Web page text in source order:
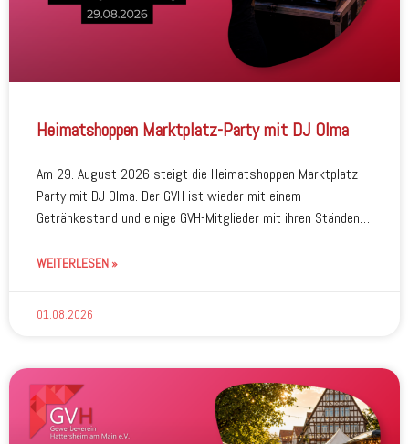
Heimatshoppen Marktplatz-Party mit DJ Olma
Am 29. August 2026 steigt die Heimatshoppen Marktplatz-
Party mit DJ Olma. Der GVH ist wieder mit einem
Getränkestand und einige GVH-Mitglieder mit ihren Ständen
WEITERLESEN »
01.08.2026